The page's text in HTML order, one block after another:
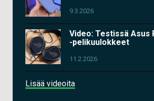
9.3.2026
Video: Testissä Asus
-pelikuulokkeet
11.2.2026
Lisää videoita